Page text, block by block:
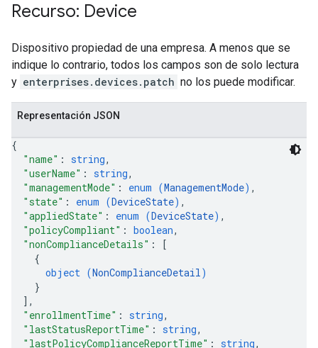
Recurso: Device
Dispositivo propiedad de una empresa. A menos que se
indique lo contrario, todos los campos son de solo lectura
y enterprises.devices.patch no los puede modificar.
Representación JSON
{
"name" : string,
"userName" : string,
"managementMode" : enum (ManagementMode) ,
"state" : enum (DeviceState) ,
"appliedState" : enum (DeviceState) ,
"policyCompliant" : boolean,
"nonComplianceDetails" :
[
{
object (NonComplianceDetail)
}
] ,
"enrollmentTime" : string,
"lastStatusReportTime" : string,
"lastPolicyComplianceReportTime" : string,